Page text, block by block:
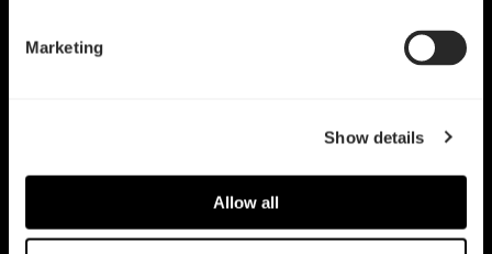
Marketing
Show details
Allow all